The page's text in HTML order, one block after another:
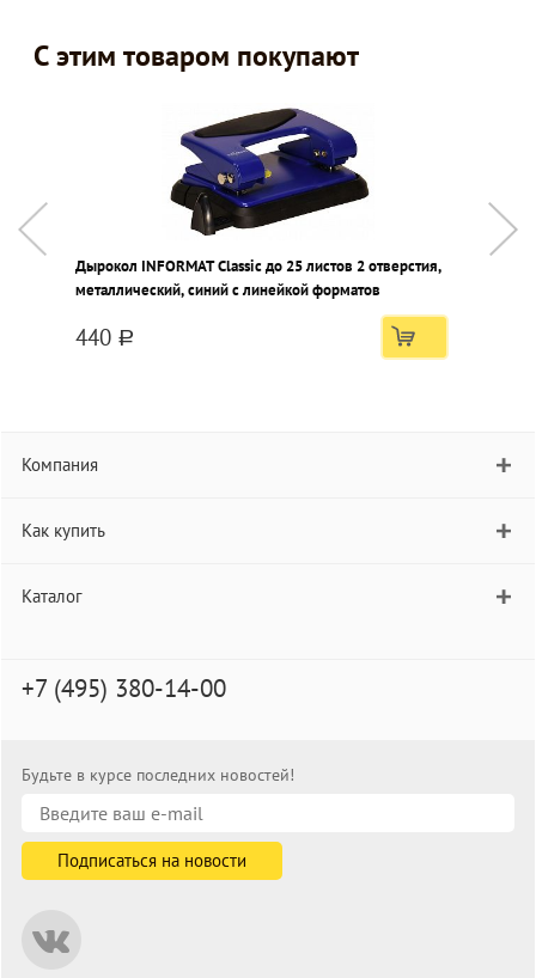
С этим товаром покупают
Дырокол INFORMAT Classic до 25 листов 2 отверстия,
металлический, синий с линейкой форматов
440 a
Компания
Как купить
Каталог
+7 (495) 380-14-00
Будьте в курсе последних новостей!